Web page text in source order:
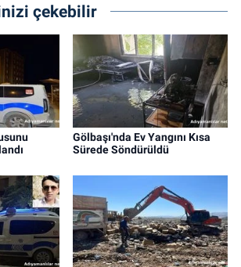
çekebilir
Gölbaşı'nda Ev Yangını Kısa
Sürede Söndürüldü